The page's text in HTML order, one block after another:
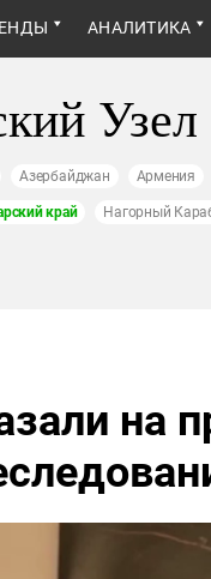
АНАЛИТИКА
Узел
Азербайджан Армения
край Нагорный
на